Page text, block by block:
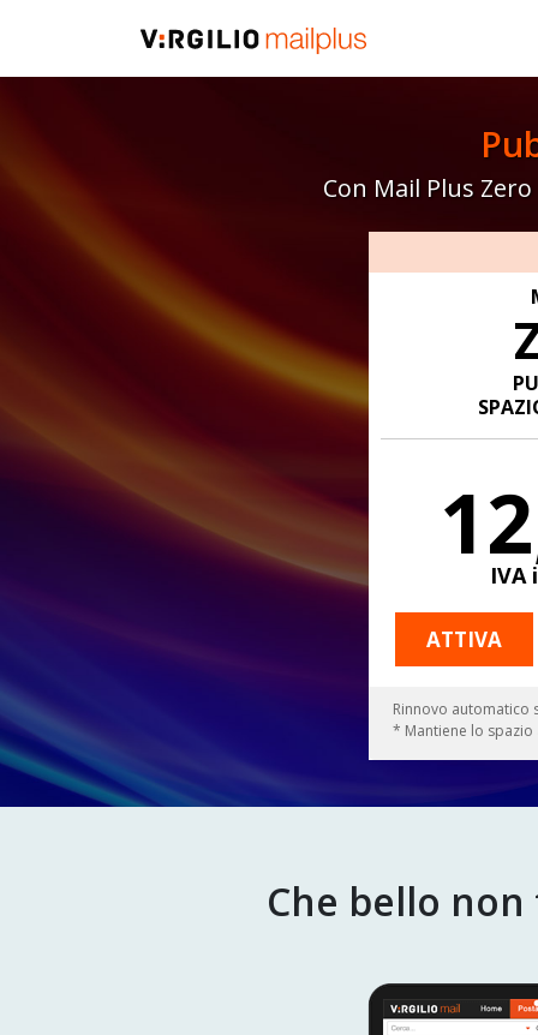
Con Mail Plus
IVA
ATTIVA
Rinnovo automatico
* Mantiene lo spazio
Che bello